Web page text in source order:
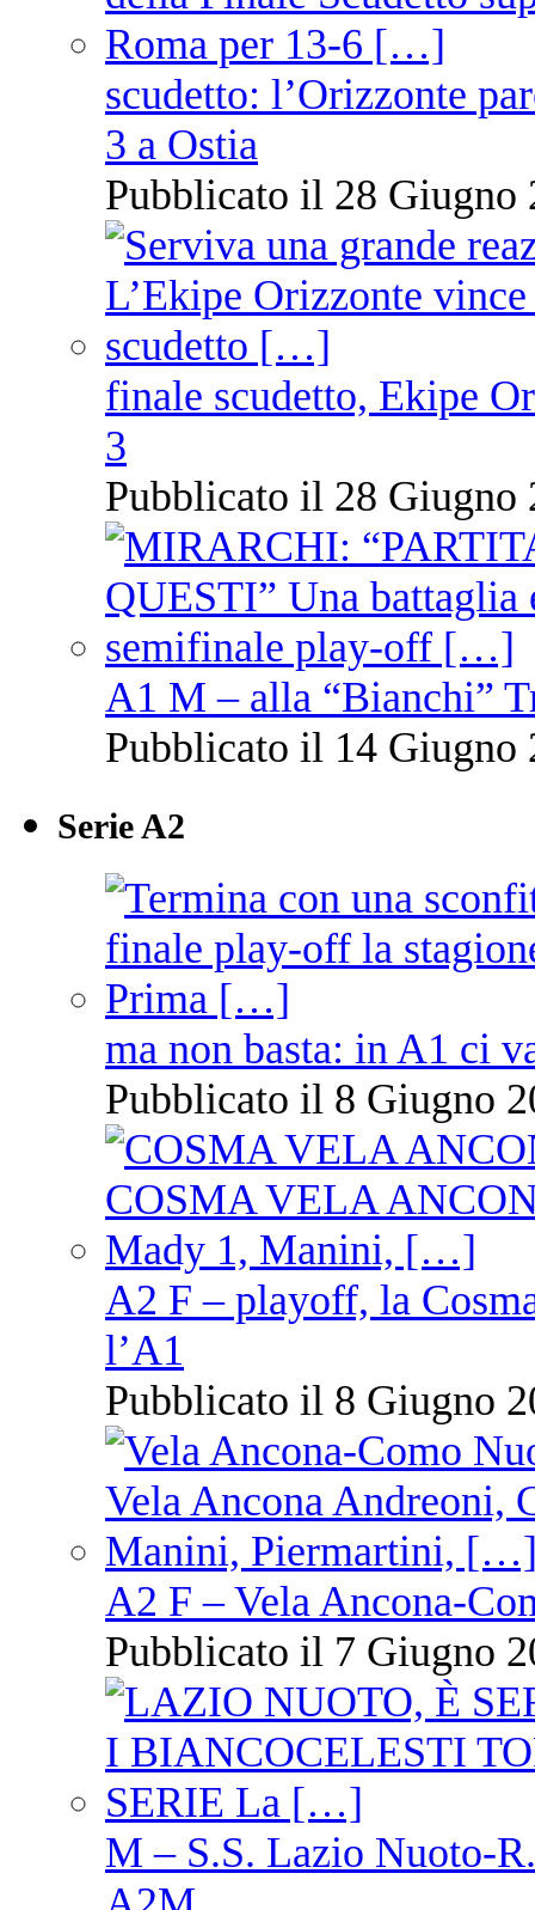
scudetto: l’Orizzonte
3 a Ostia
Pubblicato il 28 Giugno
finale scudetto, Ekipe
3
Pubblicato il 28 Giugno
A1 M – alla “Bianchi”
Pubblicato il 14 Giugno
Serie A2
ma non basta: in A1 ci
Pubblicato il 8 Giugno
A2 F – playoff, la
l’A1
Pubblicato il 8 Giugno
A2 F – Vela Ancona-
Pubblicato il 7 Giugno
M – S.S. Lazio Nuoto-